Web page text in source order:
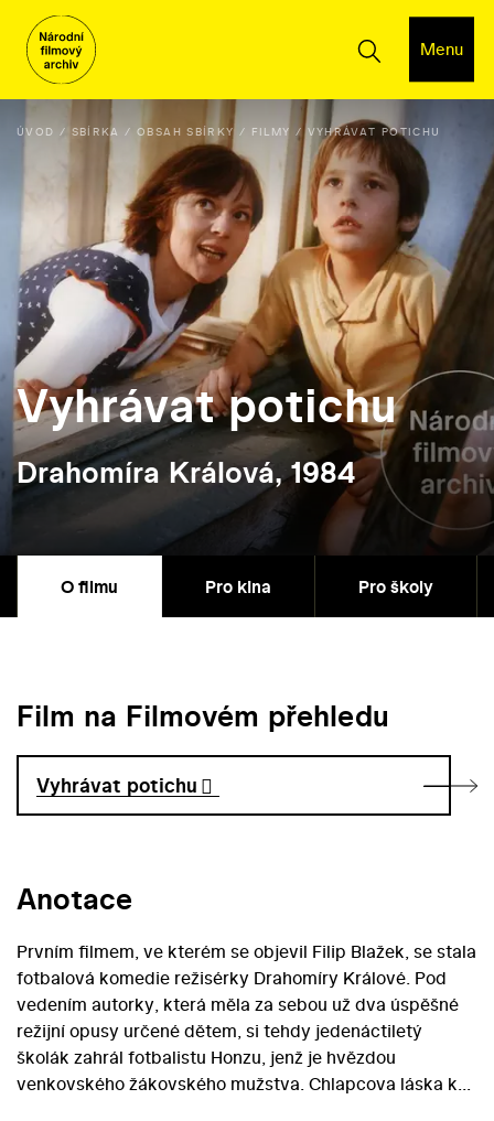
Menu
ÚVOD SBÍRKA OBSAH SBÍRKY FILMY VYHRÁVAT POTICHU
Vyhrávat potichu
Drahomíra Králová, 1984
O filmu Pro kina Pro školy
Film na Filmovém přehledu
Vyhrávat potichu
Anotace
Prvním filmem, ve kterém se objevil Filip Blažek, se stala
fotbalová komedie režisérky Drahomíry Králové. Pod
vedením autorky, která měla za sebou už dva úspěšné
režijní opusy určené dětem, si tehdy jedenáctiletý
školák zahrál fotbalistu Honzu, jenž je hvězdou
venkovského žákovského mužstva. Chlapcova láska k